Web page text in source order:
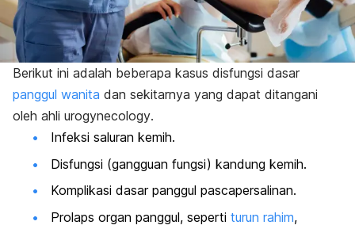
Berikut ini adalah beberapa kasus disfungsi dasar
panggul wanita dan sekitarnya yang dapat ditangani
oleh ahli urogynecology.
Infeksi saluran kemih.
Disfungsi (gangguan fungsi) kandung kemih.
Komplikasi dasar panggul pascapersalinan.
Prolaps organ panggul, seperti turun rahim,